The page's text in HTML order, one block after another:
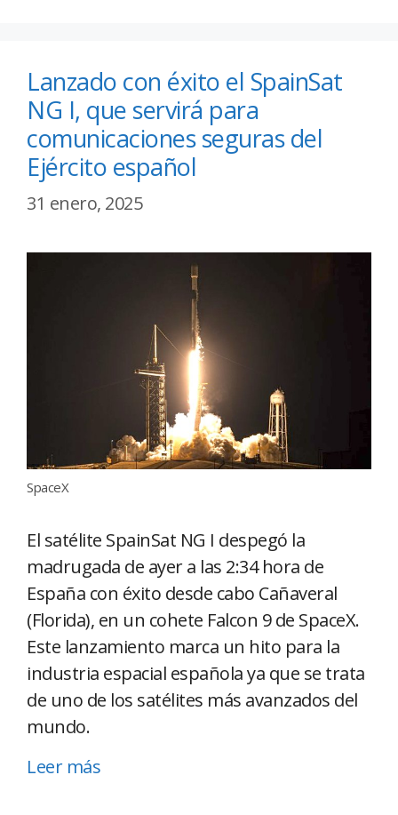
Lanzado con éxito el SpainSat
NG I, que servirá para
comunicaciones seguras del
Ejército español
31 enero, 2025
SpaceX
El satélite SpainSat NG I despegó la
madrugada de ayer a las 2:34 hora de
España con éxito desde cabo Cañaveral
(Florida), en un cohete Falcon 9 de SpaceX.
Este lanzamiento marca un hito para la
industria espacial española ya que se trata
de uno de los satélites más avanzados del
mundo.
Leer más